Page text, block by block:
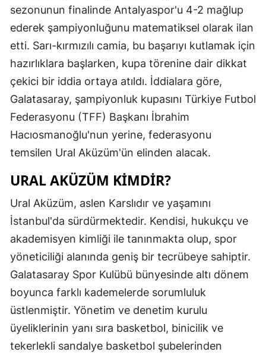
Edirne
Elazığ
Erzincan
Erzurum
Eskişehir
Hatay
Isparta
Mersin
Kars
sezonunun finalinde Antalyaspor'u 4-2 mağlup
ederek şampiyonluğunu matematiksel olarak ilan
etti. Sarı-kırmızılı camia, bu başarıyı kutlamak için
hazırlıklara başlarken, kupa törenine dair dikkat
çekici bir iddia ortaya atıldı. İddialara göre,
Galatasaray, şampiyonluk kupasını Türkiye Futbol
Federasyonu (TFF) Başkanı İbrahim
Hacıosmanoğlu'nun yerine, federasyonu
temsilen Ural Aküzüm'ün elinden alacak.
URAL AKÜZÜM KIMDIR?
Ural Aküzüm, aslen Karslıdır ve yaşamını
İstanbul'da sürdürmektedir. Kendisi, hukukçu ve
akademisyen kimliği ile tanınmakta olup, spor
yöneticiliği alanında geniş bir tecrübeye sahiptir.
Galatasaray Spor Kulübü bünyesinde altı dönem
boyunca farklı kademelerde sorumluluk
üstlenmiştir. Yönetim ve denetim kurulu
üyeliklerinin yanı sıra basketbol, binicilik ve
tekerlekli sandalye basketbol şubelerinden